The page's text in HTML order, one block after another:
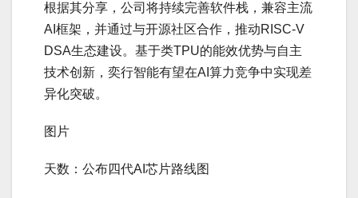
根据其分享，公司将持续完善软件栈，兼容主流
AI框架，并通过与开源社区合作，推动RISC-V
DSA生态建设。基于类TPU的能效优势与自主
技术创新，奕行智能有望在AI算力竞争中实现差
异化突破。
图片
天数：公布四代AI芯片路线图